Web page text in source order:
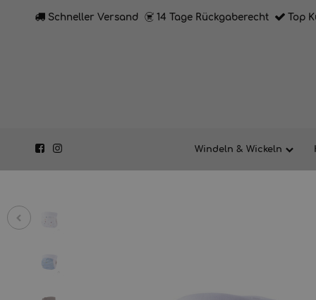
Schneller Versand 14 Tage Rückgaberecht Top
Windeln & Wickeln